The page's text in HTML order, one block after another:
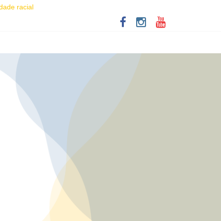
racial
as aventuras de um casal na terceira idade